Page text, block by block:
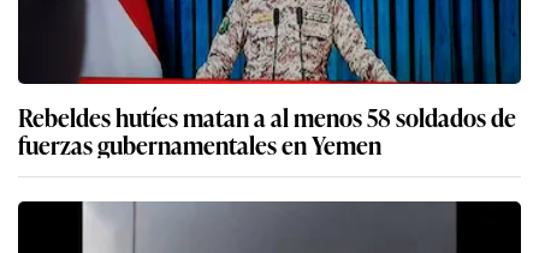
Rebeldes hutíes matan a al menos 58 soldados de
fuerzas gubernamentales en Yemen